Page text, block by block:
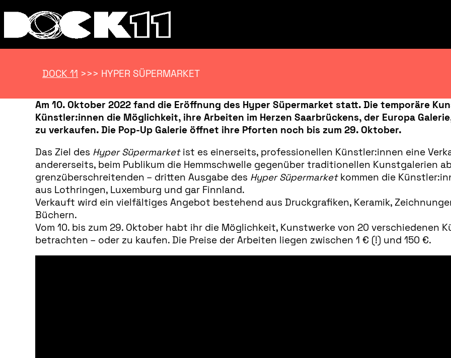
DOCK 11 >>> HYPER SÜPERMARKET
Am 10. Oktober 2022 fand die Eröffnung des Hyper Süpermarket statt. Die temporäre
Künstler:innen die Möglichkeit, ihre Arbeiten im Herzen Saarbrückens, der Europa
zu verkaufen. Die Pop-Up Galerie öffnet ihre Pforten noch bis zum 29. Oktober.
Das Ziel des Hyper Süpermarket ist es einerseits, professionellen Künstler:innen eine
andererseits, beim Publikum die Hemmschwelle gegenüber traditionellen Kunstgalerien
grenzüberschreitenden – dritten Ausgabe des Hyper Süpermarket kommen die
aus Lothringen, Luxemburg und gar Finnland.
Verkauft wird ein vielfältiges Angebot bestehend aus Druckgrafiken, Keramik,
Büchern.
Vom 10. bis zum 29. Oktober habt ihr die Möglichkeit, Kunstwerke von 20 verschiedenen
betrachten – oder zu kaufen. Die Preise der Arbeiten liegen zwischen 1 € (!) und 150 €.